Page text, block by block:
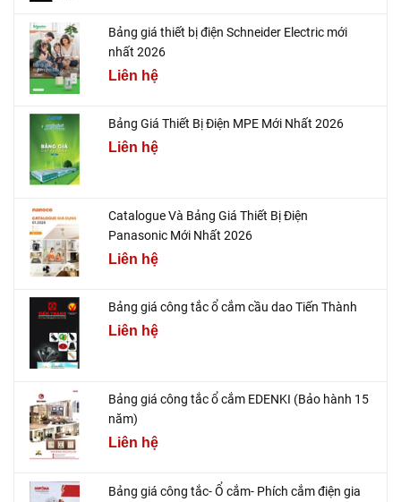
Bảng giá thiết bị điện Schneider Electric mới
nhất 2026
Liên hệ
Bảng Giá Thiết Bị Điện MPE Mới Nhất 2026
Liên hệ
Catalogue Và Bảng Giá Thiết Bị Điện
Panasonic Mới Nhất 2026
Liên hệ
Bảng giá công tắc ổ cắm cầu dao Tiến Thành
Liên hệ
Bảng giá công tắc ổ cắm EDENKI (Bảo hành 15
năm)
Liên hệ
Bảng giá công tắc- Ổ cắm- Phích cắm điện gia